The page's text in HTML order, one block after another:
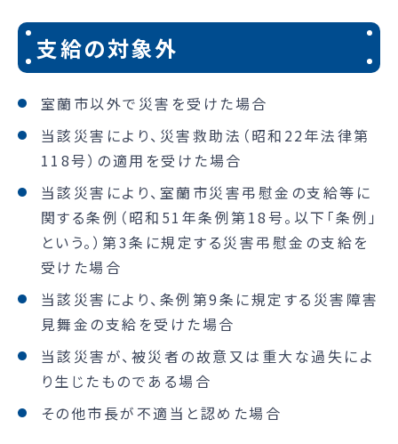
支給の対象外
室蘭市以外で災害を受けた場合
当該災害により、災害救助法（昭和22年法律第
118号）の適用を受けた場合
当該災害により、室蘭市災害弔慰金の支給等に
関する条例（昭和51年条例第18号。以下「条例」
という。）第3条に規定する災害弔慰金の支給を
受けた場合
当該災害により、条例第9条に規定する災害障害
見舞金の支給を受けた場合
当該災害が、被災者の故意又は重大な過失によ
り生じたものである場合
その他市長が不適当と認めた場合